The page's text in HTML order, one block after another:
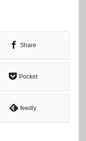
Share
Pocket
feedly